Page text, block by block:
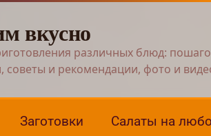
вкусно
различных блюд:
советы и рекомендации, фото и
Заготовки Салаты на